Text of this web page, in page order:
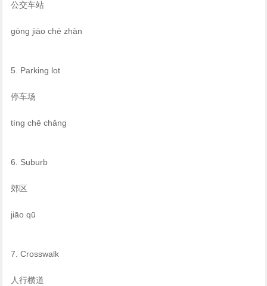
公交车站
gōng jiāo chē zhàn
5. Parking lot
停车场
tíng chē chǎng
6. Suburb
郊区
jiāo qū
7. Crosswalk
人行横道